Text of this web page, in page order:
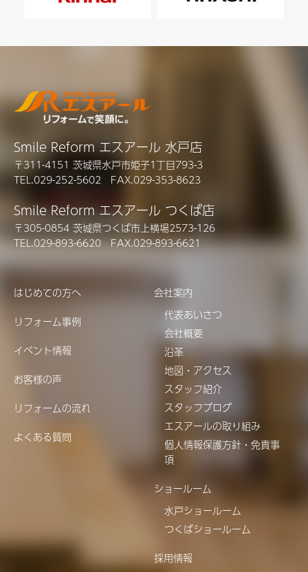
Smile Reform エスアール 水戸店
〒311-4151 茨城県水戸市姫子1丁目793-3
TEL.029-252-5602 FAX.029-353-8623
Smile Reform エスアール つくば店
〒305-0854 茨城県つくば市上横場2573-126
TEL.029-893-6620 FAX.029-893-6621
はじめての方へ
リフォーム事例
イベント情報
お客様の声
リフォームの流れ
よくある質問
会社案内
代表あいさつ
会社概要
沿革
地図・アクセス
スタッフ紹介
スタッフブログ
エスアールの取り組み
個人情報保護方針・免責事
項
ショールーム
水戸ショールーム
つくばショールーム
採用情報